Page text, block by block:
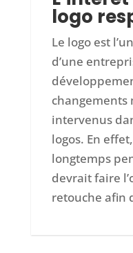
logo
Le logo est
d’une
changements
intervenus
logos. En
longtemps
devrait faire
retouche afin